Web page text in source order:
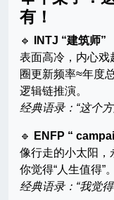
有！
🔹
INTJ “建筑师”
表面高冷，内心戏
圈更新频率≈年度
逻辑链推演。
经典语录：“这个
🔹
ENFP “
像行走的小太阳，
你觉得“人生值得
经典语录：“我觉